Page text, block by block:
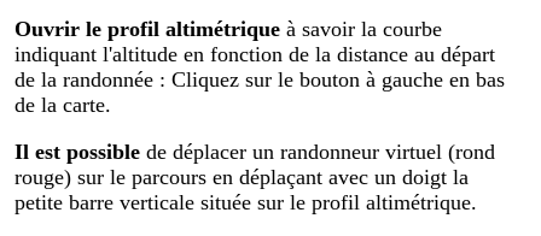
Ouvrir le profil altimétrique à savoir la courbe
indiquant l'altitude en fonction de la distance au départ
de la randonnée : Cliquez sur le bouton à gauche en bas
de la carte.
Il est possible de déplacer un randonneur virtuel (rond
rouge) sur le parcours en déplaçant avec un doigt la
petite barre verticale située sur le profil altimétrique.